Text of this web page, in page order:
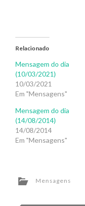
Relacionado
Mensagem do dia
(10/03/2021)
10/03/2021
Em "Mensagens"
Mensagem do dia
(14/08/2014)
14/08/2014
Em "Mensagens"
Mensagens